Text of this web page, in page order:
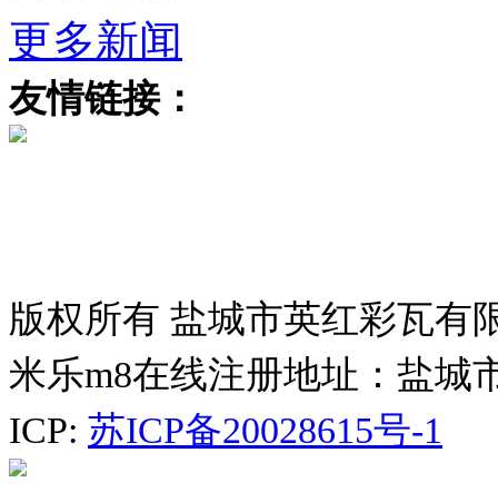
更多新闻
友情链接：
版权所有 盐城市英红彩瓦有
米乐m8在线注册地址：盐城
ICP: 苏ICP备20028615号-1